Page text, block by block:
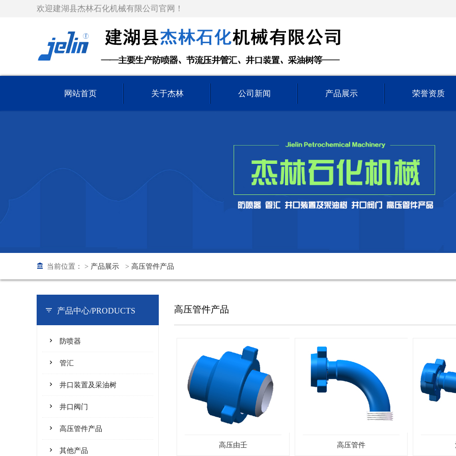
欢迎建湖县杰林石化机械有限公司官网！
网站首页 关于杰林 公司新闻 产品展示 荣誉资质
当前位置： > 产品展示 > 高压管件产品
产品中心/PRODUCTS
防喷器
管汇
井口装置及采油树
井口阀门
高压管件产品
其他产品
高压管件产品
高压由壬 高压管件